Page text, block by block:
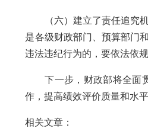
（六）建立了责任追究机
是各级财政部门、预算部门
违法违纪行为的，要依法依
下一步，财政部将全面贯
作，提高绩效评价质量和水平
相关文章：